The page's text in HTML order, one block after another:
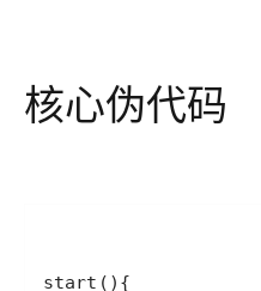
核心伪代码